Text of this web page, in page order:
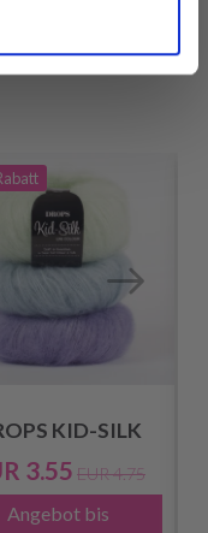
KID-SILK
3.55 EUR 4.75
Angebot bis